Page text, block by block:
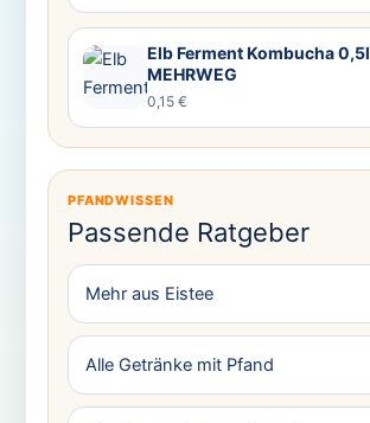
Elb Ferment Kombucha 0,5l
MEHRWEG
0,15 €
PFANDWISSEN
Passende Ratgeber
Mehr aus Eistee
Alle Getränke mit Pfand